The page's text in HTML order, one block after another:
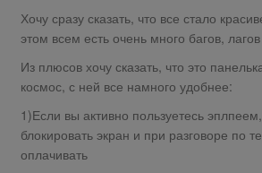
Хочу сразу сказать, что все стало
этом всем есть очень много багов, лагов
Из плюсов хочу сказать, что это
космос, с ней все намного удобнее:
1)Если вы активно пользуетесь
блокировать экран и при разговоре по
оплачивать